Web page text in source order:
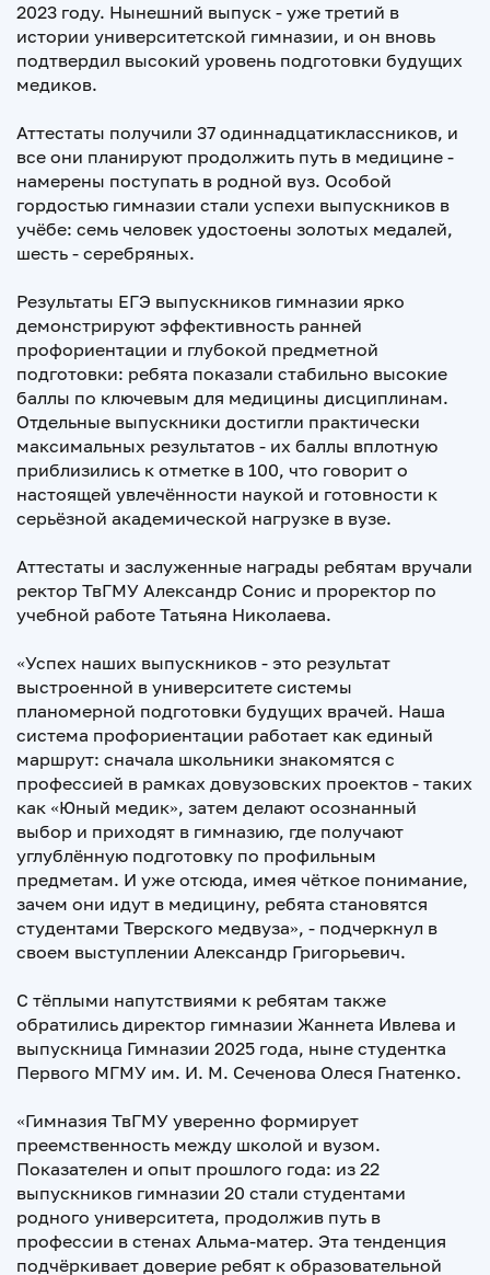
2023 году. Нынешний выпуск - уже третий в
истории университетской гимназии, и он вновь
подтвердил высокий уровень подготовки будущих
медиков.
Аттестаты получили 37 одиннадцатиклассников, и
все они планируют продолжить путь в медицине -
намерены поступать в родной вуз. Особой
гордостью гимназии стали успехи выпускников в
учёбе: семь человек удостоены золотых медалей,
шесть - серебряных.
Результаты ЕГЭ выпускников гимназии ярко
демонстрируют эффективность ранней
профориентации и глубокой предметной
подготовки: ребята показали стабильно высокие
баллы по ключевым для медицины дисциплинам.
Отдельные выпускники достигли практически
максимальных результатов - их баллы вплотную
приблизились к отметке в 100, что говорит о
настоящей увлечённости наукой и готовности к
серьёзной академической нагрузке в вузе.
Аттестаты и заслуженные награды ребятам вручали
ректор ТвГМУ Александр Сонис и проректор по
учебной работе Татьяна Николаева.
«Успех наших выпускников - это результат
выстроенной в университете системы
планомерной подготовки будущих врачей. Наша
система профориентации работает как единый
маршрут: сначала школьники знакомятся с
профессией в рамках довузовских проектов - таких
как «Юный медик», затем делают осознанный
выбор и приходят в гимназию, где получают
углублённую подготовку по профильным
предметам. И уже отсюда, имея чёткое понимание,
зачем они идут в медицину, ребята становятся
студентами Тверского медвуза», - подчеркнул в
своем выступлении Александр Григорьевич.
С тёплыми напутствиями к ребятам также
обратились директор гимназии Жаннета Ивлева и
выпускница Гимназии 2025 года, ныне студентка
Первого МГМУ им. И. М. Сеченова Олеся Гнатенко.
«Гимназия ТвГМУ уверенно формирует
преемственность между школой и вузом.
Показателен и опыт прошлого года: из 22
выпускников гимназии 20 стали студентами
родного университета, продолжив путь в
профессии в стенах Альма-матер. Эта тенденция
подчёркивает доверие ребят к образовательной